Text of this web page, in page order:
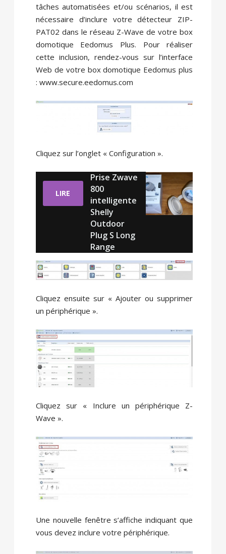
tâches automatisées et/ou scénarios, il est
nécessaire d’inclure votre détecteur ZIP-
PAT02 dans le réseau Z-Wave de votre box
domotique Eedomus Plus. Pour réaliser
cette inclusion, rendez-vous sur l’interface
Web de votre box domotique Eedomus plus
: www.secure.eedomus.com
Cliquez sur l’onglet « Configuration ».
LIRE
Prise Zwave
800
intelligente
Shelly
Outdoor
Plug S Long
Range
Cliquez ensuite sur « Ajouter ou supprimer
un périphérique ».
Cliquez sur « Inclure un périphérique Z-
Wave ».
Une nouvelle fenêtre s’affiche indiquant que
vous devez inclure votre périphérique.